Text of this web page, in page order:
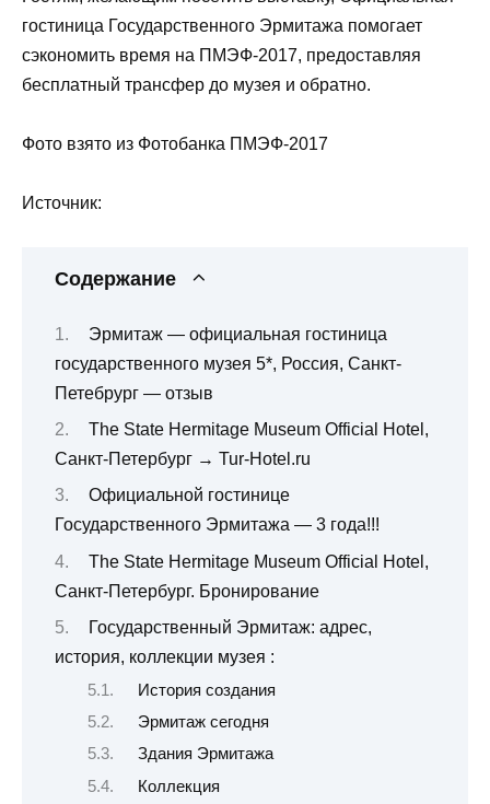
гостиница Государственного Эрмитажа помогает
сэкономить время на ПМЭФ-2017, предоставляя
бесплатный трансфер до музея и обратно.
Фото взято из Фотобанка ПМЭФ-2017
Источник:
Содержание
Эрмитаж — официальная гостиница
государственного музея 5*, Россия, Санкт-
Петебрург — отзыв
The State Hermitage Museum Official Hotel,
Санкт-Петербург → Tur-Hotel.ru
Официальной гостинице
Государственного Эрмитажа — 3 года!!!
The State Hermitage Museum Official Hotel,
Санкт-Петербург. Бронирование
Государственный Эрмитаж: адрес,
история, коллекции музея :
История создания
Эрмитаж сегодня
Здания Эрмитажа
Коллекция